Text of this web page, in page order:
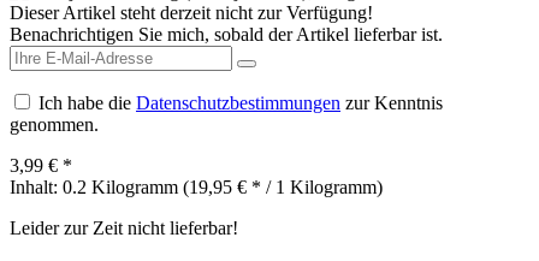
Dieser Artikel steht derzeit nicht zur Verfügung!
Benachrichtigen Sie mich, sobald der Artikel lieferbar ist.
Ich habe die Datenschutzbestimmungen zur Kenntnis
genommen.
3,99 € *
Inhalt: 0.2 Kilogramm (19,95 € * / 1 Kilogramm)
Leider zur Zeit nicht lieferbar!